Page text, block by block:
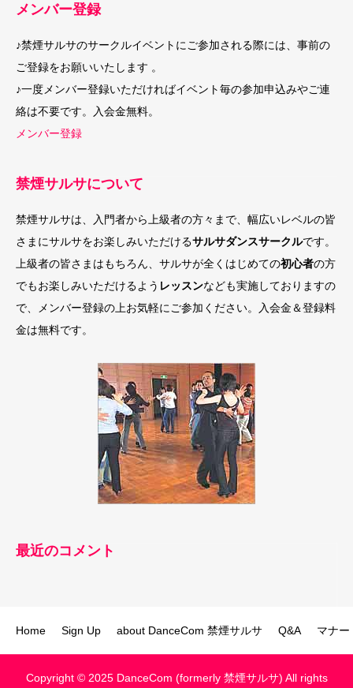
メンバー登録
♪禁煙サルサのサークルイベントにご参加される際には、事前の
ご登録をお願いいたします 。
♪一度メンバー登録いただければイベント毎の参加申込みやご連
絡は不要です。入会金無料。
メンバー登録
禁煙サルサについて
禁煙サルサは、入門者から上級者の方々まで、幅広いレベルの皆
さまにサルサをお楽しみいただけるサルサダンスサークルです。
上級者の皆さまはもちろん、サルサが全くはじめての初心者の方
でもお楽しみいただけるよう レッスンなども実施しておりますの
で、メンバー登録の上お気軽にご参加ください。入会金＆登録料
金は無料です。
最近のコメント
Home Sign Up about DanceCom 禁煙サルサ Q&A マナー
Copyright © 2025 DanceCom (formerly 禁煙サルサ) All rights